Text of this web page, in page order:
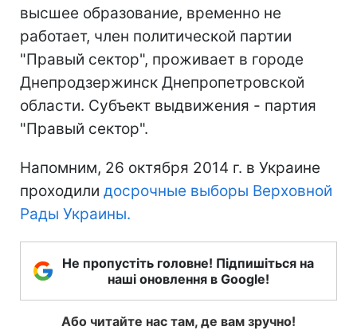
высшее образование, временно не
работает, член политической партии
"Правый сектор", проживает в городе
Днепродзержинск Днепропетровской
области. Субъект выдвижения - партия
"Правый сектор".
Напомним, 26 октября 2014 г. в Украине
проходили досрочные выборы Верховной
Рады Украины.
Не пропустіть головне! Підпишіться на
наші оновлення в Google!
Або читайте нас там, де вам зручно!